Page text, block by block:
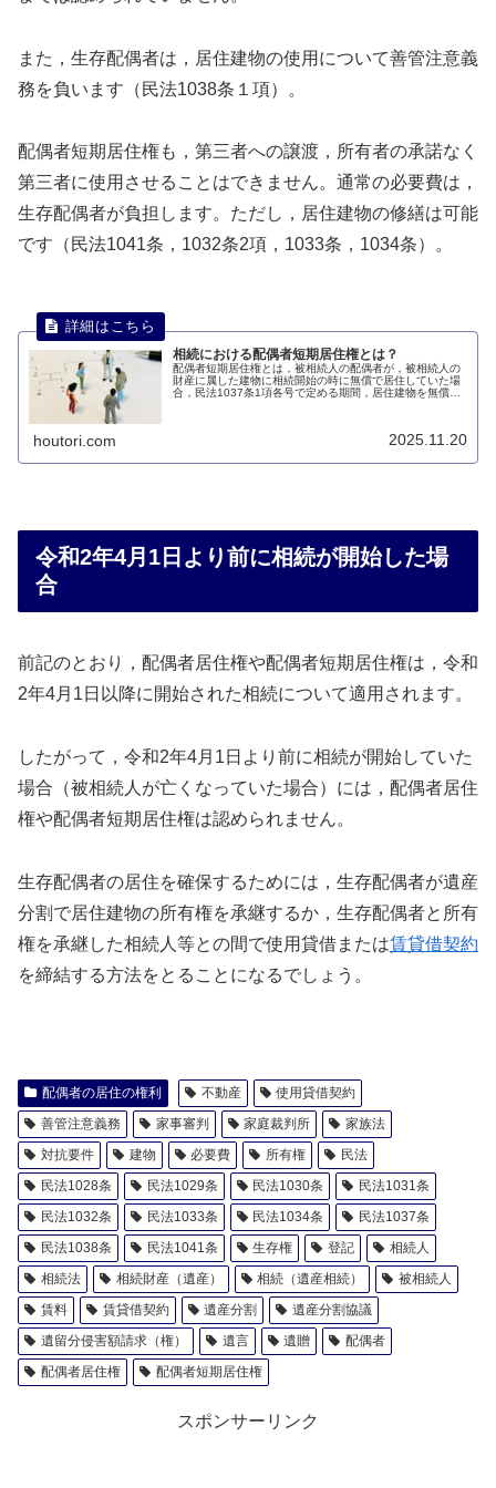
また，生存配偶者は，居住建物の使用について善管注意義
務を負います（民法1038条１項）。
配偶者短期居住権も，第三者への譲渡，所有者の承諾なく
第三者に使用させることはできません。通常の必要費は，
生存配偶者が負担します。ただし，居住建物の修繕は可能
です（民法1041条，1032条2項，1033条，1034条）。
相続における配偶者短期居住権とは？
配偶者短期居住権とは，被相続人の配偶者が，被相続人の
財産に属した建物に相続開始の時に無償で居住していた場
合，民法1037条1項各号で定める期間，居住建物を無償で
houtori.com 2025.11.20
令和2年4月1日より前に相続が開始した場
合
前記のとおり，配偶者居住権や配偶者短期居住権は，令和
2年4月1日以降に開始された相続について適用されます。
したがって，令和2年4月1日より前に相続が開始していた
場合（被相続人が亡くなっていた場合）には，配偶者居住
権や配偶者短期居住権は認められません。
生存配偶者の居住を確保するためには，生存配偶者が遺産
分割で居住建物の所有権を承継するか，生存配偶者と所有
権を承継した相続人等との間で使用貸借または賃貸借契約
を締結する方法をとることになるでしょう。
配偶者の居住の権利 不動産
使用貸借契約
善管注意義務
家事審判 家庭裁判所
家族法
対抗要件
建物 必要費 所有権
民法
民法1028条
民法1029条 民法1030条
民法1031条
民法1032条
民法1033条 民法1034条
民法1037条
民法1038条
民法1041条 生存権 登記
相続人
相続法
相続財産（遺産） 相続（遺産相続）
被相続人
賃料
賃貸借契約 遺産分割
遺産分割協議
遺留分侵害額請求（権）
遺言 遺贈
配偶者
配偶者居住権
配偶者短期居住権
スポンサーリンク